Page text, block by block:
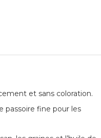
et sans coloration.
passoire fine pour les